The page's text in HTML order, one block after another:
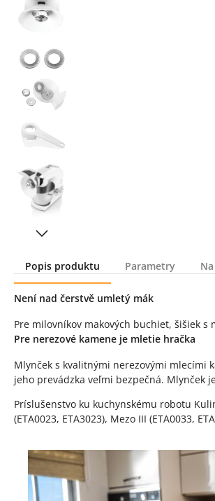
Popis produktu Parametry
Popis produktu
Není nad čerstvě umletý mák
Pre milovníkov makových buchiet, šišiek
Pre nerezové kamene je mletie hračka
Mlynček s kvalitnými nerezovými mlecími
jeho prevádzka veľmi bezpečná. Mlynček
Príslušenstvo ku kuchynskému robotu
(ETA0023, ETA3023), Mezo III (ETA0033,